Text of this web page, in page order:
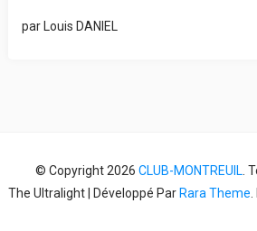
par Louis DANIEL
© Copyright 2026 CLUB-MONTREUIL .
The Ultralight | Développé Par Rara Theme